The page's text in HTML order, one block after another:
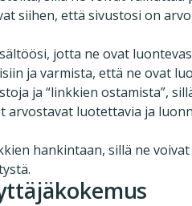
siihen, että sivustosi on
jotta ne ovat
ja varmista, että ne ovat
ja “linkkien ostamista”,
arvostavat luotettavia ja
hankintaan, sillä ne